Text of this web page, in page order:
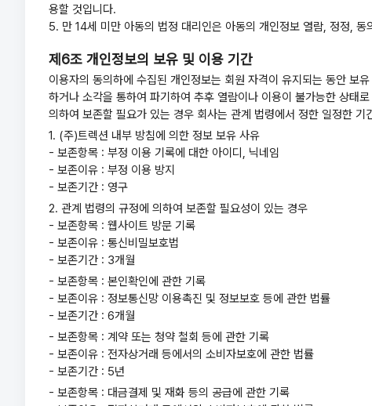
용할 것입니다.
5. 만 14세 미만 아동의 법정 대리인은 아동의 개인정보 열람, 정정,
제6조 개인정보의 보유 및 이용 기간
이용자의 동의하에 수집된 개인정보는 회원 자격이 유지되는 동안 보
하거나 소각을 통하여 파기하여 추후 열람이나 이용이 불가능한 상태
의하여 보존할 필요가 있는 경우 회사는 관계 법령에서 정한 일정한
1. (주)트렉션 내부 방침에 의한 정보 보유 사유
- 보존항목 : 부정 이용 기록에 대한 아이디, 닉네임
- 보존이유 : 부정 이용 방지
- 보존기간 : 영구
2. 관계 법령의 규정에 의하여 보존할 필요성이 있는 경우
- 보존항목 : 웹사이트 방문 기록
- 보존이유 : 통신비밀보호법
- 보존기간 : 3개월
- 보존항목 : 본인확인에 관한 기록
- 보존이유 : 정보통신망 이용촉진 및 정보보호 등에 관한 법률
- 보존기간 : 6개월
- 보존항목 : 계약 또는 청약 철회 등에 관한 기록
- 보존이유 : 전자상거래 등에서의 소비자보호에 관한 법률
- 보존기간 : 5년
- 보존항목 : 대금결제 및 재화 등의 공급에 관한 기록